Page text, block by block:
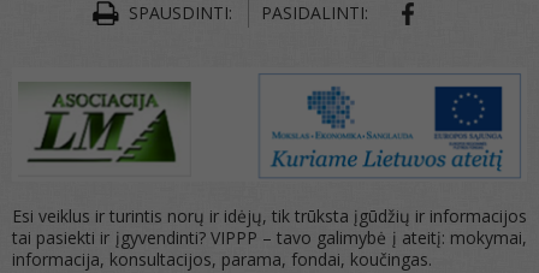
SPAUSDINTI: PASIDALINTI:
Esi veiklus ir turintis norų ir idėjų, tik trūksta įgūdžių ir informacijos
tai pasiekti ir įgyvendinti? VIPPP – tavo galimybė į ateitį: mokymai,
informacija, konsultacijos, parama, fondai, koučingas.